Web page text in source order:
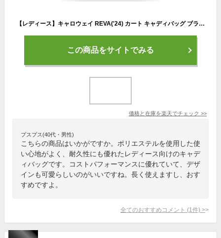
【レディース】キャロウェイ REVA('24) カート キャディバッグ ブラック,ホワイト
この商品をサイトでみる
価格と在庫を楽天でチェック >>
プスプス(40代・男性)
こちらの商品はいかがですか。ポリエステルを使用した使
い心地がよく、耐久性にも優れたレディース向けのキャデ
ィバッグです。コストパフォーマンスに優れていて、デザ
インも可愛らしいのがいいですね。長く使えますし、おす
すめですよ。
全てのおすすめコメント (1 件) >